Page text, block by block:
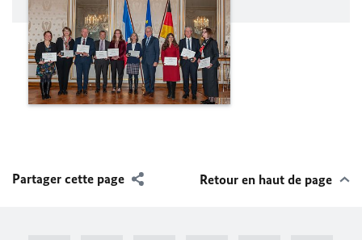
Partager cette page Retour en haut de page